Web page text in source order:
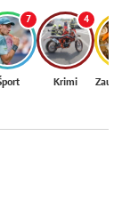
7 4
Krimi